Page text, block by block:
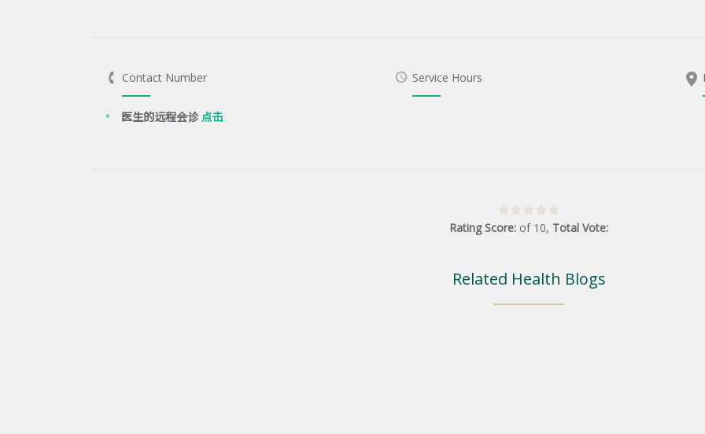
Contact Number
医生的远程会诊点击
Service Hours
Rating Score: of 10, Total Vote:
Related Health Blogs